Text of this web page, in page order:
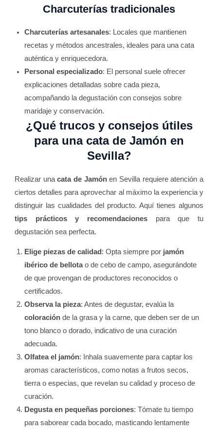
Charcuterías tradicionales
Charcuterías artesanales: Locales que mantienen
recetas y métodos ancestrales, ideales para una cata
auténtica y enriquecedora.
Personal especializado: El personal suele ofrecer
explicaciones detalladas sobre cada pieza,
acompañando la degustación con consejos sobre
maridaje y conservación.
¿Qué trucos y consejos útiles
para una cata de Jamón en
Sevilla?
Realizar unacata de Jamónen Sevilla requiere atención a
ciertos detalles para aprovechar al máximo la experiencia y
distinguir las cualidades del producto. Aquí tienes algunos
tips prácticos y recomendaciones para que tu
degustación sea perfecta.
Elige piezas de calidad : Opta siempre por jamón
ibérico de bellotao de cebo de campo, asegurándote
de que provengan de productores reconocidos o
certificados.
Observa la pieza: Antes de degustar, evalúa la
coloración de la grasa y la carne, que deben ser de un
tono blanco o dorado, indicativo de una curación
adecuada.
Olfatea el jamón: Inhala suavemente para captar los
aromas característicos, como notas a frutos secos,
tierra o especias, que revelan su calidad y proceso de
curación.
Degusta en pequeñas porciones: Tómate tu tiempo
para saborear cada bocado, masticando lentamente